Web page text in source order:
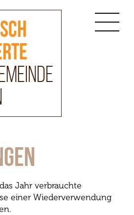
Jahr verbrauchte
einer Wiederverwendung